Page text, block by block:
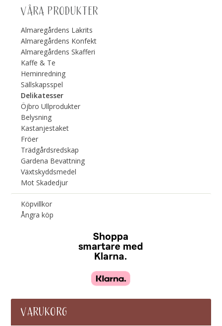
VÅRA PRODUKTER
Almaregårdens Lakrits
Almaregårdens Konfekt
Almaregårdens Skafferi
Kaffe & Te
Heminredning
Sällskapsspel
Delikatesser
Öjbro Ullprodukter
Belysning
Kastanjestaket
Fröer
Trädgårdsredskap
Gardena Bevattning
Växtskyddsmedel
Mot Skadedjur
Köpvillkor
Ångra köp
VARUKORG